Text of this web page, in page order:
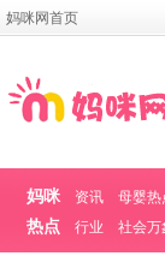
妈咪网首页
妈咪
热点
资讯
母婴热
行业
社会万